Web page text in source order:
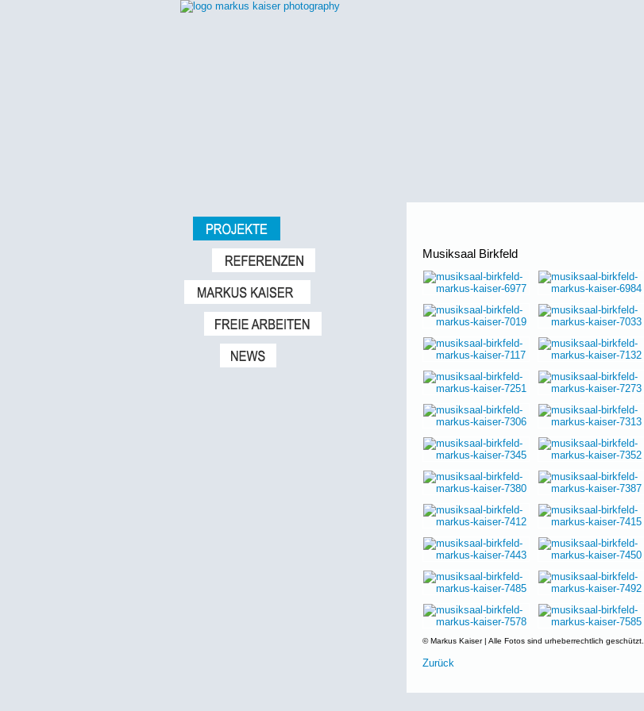
Musiksaal Birkfeld
© Markus Kaiser | Alle Fotos sind urheberrechtlich geschützt.
Zurück